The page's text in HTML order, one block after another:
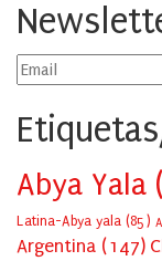
Abya Yala
Latina-Abya yala (85)
Argentina (147)